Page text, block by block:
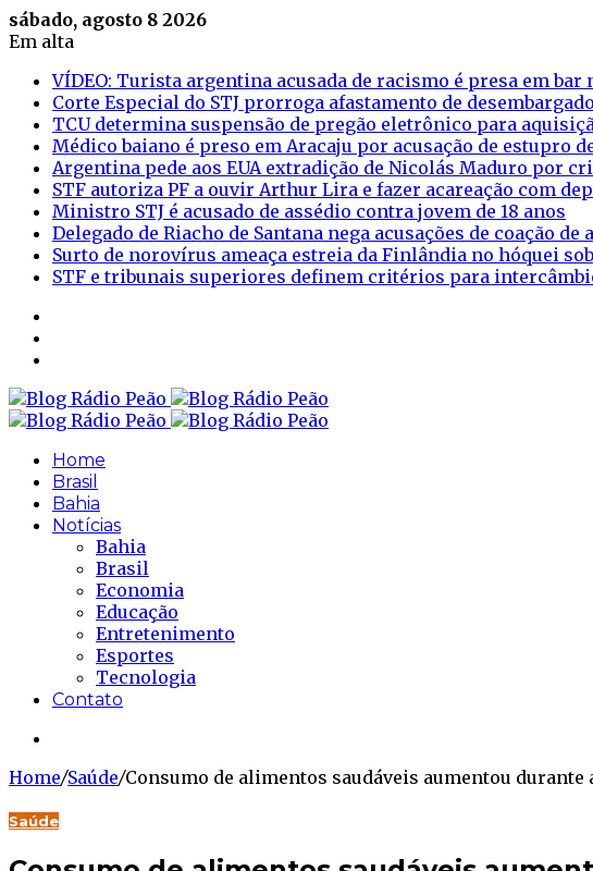
sábado, agosto 8 2026
Em alta
VÍDEO: Turista argentina acusada de racismo é presa em bar
Corte Especial do STJ prorroga afastamento de
TCU determina suspensão de pregão eletrônico para
Médico baiano é preso em Aracaju por acusação de estupro
Argentina pede aos EUA extradição de Nicolás Maduro por
STF autoriza PF a ouvir Arthur Lira e fazer acareação com
Ministro STJ é acusado de assédio contra jovem de 18 anos
Delegado de Riacho de Santana nega acusações de coação
Surto de norovírus ameaça estreia da Finlândia no hóquei
STF e tribunais superiores definem critérios para
Home
Brasil
Bahia
Notícias
Bahia
Brasil
Economia
Educação
Entretenimento
Esportes
Tecnologia
Contato
Home/Saúde/Consumo de alimentos saudáveis aumentou durante
Saúde